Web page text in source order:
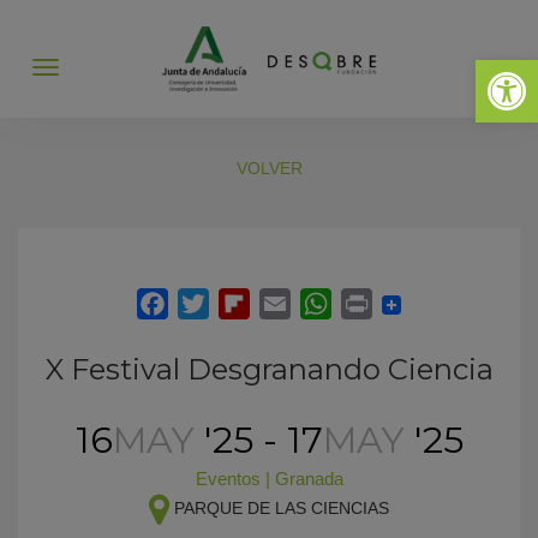
Abrir
Abrir
VOLVER
X Festival Desgranando Ciencia
16MAY '25 - 17MAY '25
Eventos | Granada
PARQUE DE LAS CIENCIAS